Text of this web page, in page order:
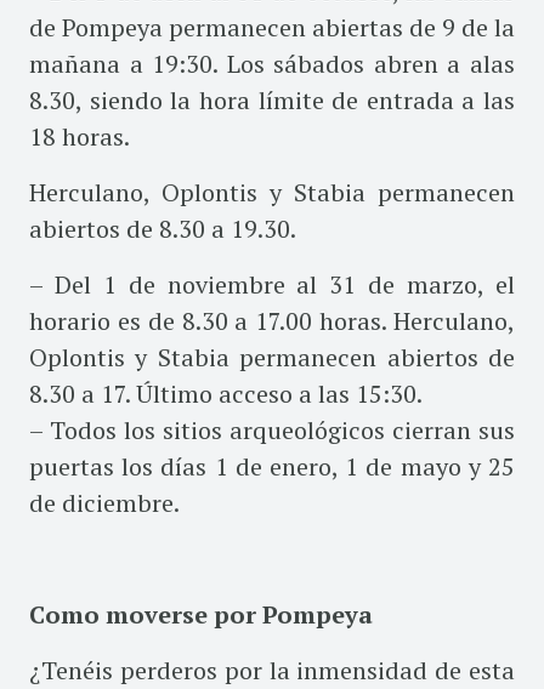
de Pompeya permanecen abiertas de 9 de la
mañana a 19:30. Los sábados abren a alas
8.30, siendo la hora límite de entrada a las
18 horas.
Herculano, Oplontis y Stabia permanecen
abiertos de 8.30 a 19.30.
– Del 1 de noviembre al 31 de marzo, el
horario es de 8.30 a 17.00 horas. Herculano,
Oplontis y Stabia permanecen abiertos de
8.30 a 17. Último acceso a las 15:30.
– Todos los sitios arqueológicos cierran sus
puertas los días 1 de enero, 1 de mayo y 25
de diciembre.
Como moverse por Pompeya
¿Tenéis perderos por la inmensidad de esta